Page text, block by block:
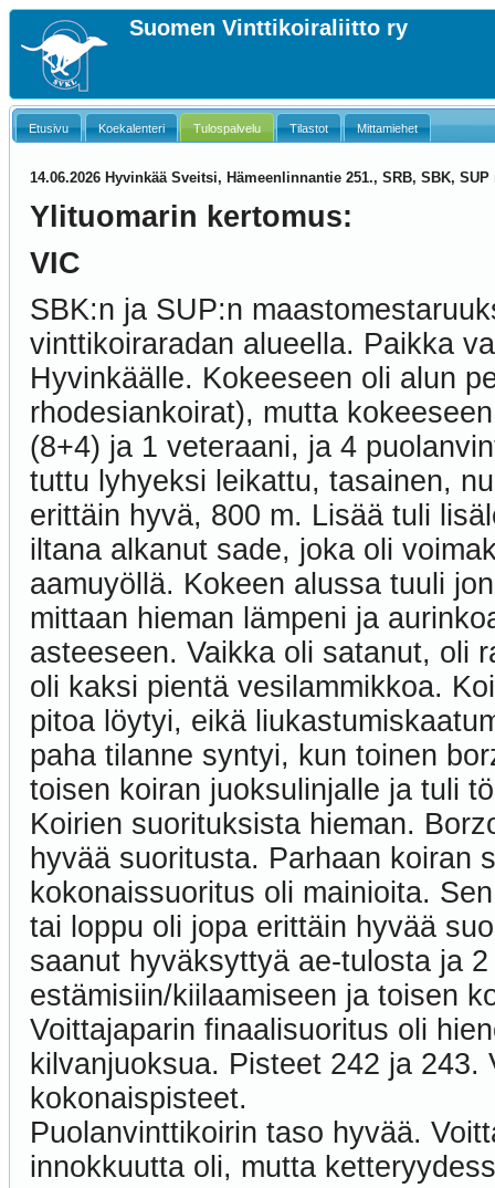
Suomen Vinttikoiraliitto ry
Etusivu Koekalenteri Tulospalvelu Tilastot Mittamiehet
14.06.2026 Hyvinkää Sveitsi, Hämeenlinnantie 251., SRB, SBK,
Ylituomarin kertomus:
VIC
SBK:n ja SUP:n
vinttikoiraradan alueella. Paikka
Hyvinkäälle. Kokeeseen oli alun
rhodesiankoirat), mutta
(8+4) ja 1 veteraani, ja 4
tuttu lyhyeksi leikattu, tasainen,
erittäin hyvä, 800 m. Lisää tuli
iltana alkanut sade, joka oli
aamuyöllä. Kokeen alussa tuuli
mittaan hieman lämpeni ja
asteeseen. Vaikka oli satanut, oli
oli kaksi pientä vesilammikkoa.
pitoa löytyi, eikä
paha tilanne syntyi, kun toinen
toisen koiran juoksulinjalle ja tuli
Koirien suorituksista hieman.
hyvää suoritusta. Parhaan koiran
kokonaissuoritus oli mainioita.
tai loppu oli jopa erittäin hyvää
saanut hyväksyttyä ae-tulosta ja
estämisiin/kiilaamiseen ja toisen
Voittajaparin finaalisuoritus oli
kilvanjuoksua. Pisteet 242 ja
kokonaispisteet.
Puolanvinttikoirin taso hyvää.
innokkuutta oli, mutta